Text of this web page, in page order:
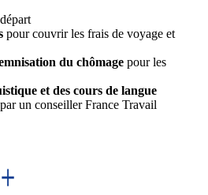
pour couvrir les frais de voyage et
du chômage pour les
et des cours de langue
par un conseiller France Travail